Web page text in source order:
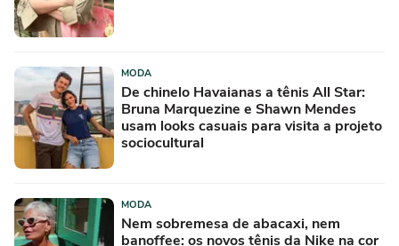
MODA
De chinelo Havaianas a tênis All Star:
Bruna Marquezine e Shawn Mendes
usam looks casuais para visita a projeto
sociocultural
MODA
Nem sobremesa de abacaxi, nem
banoffee: os novos tênis da Nike na cor